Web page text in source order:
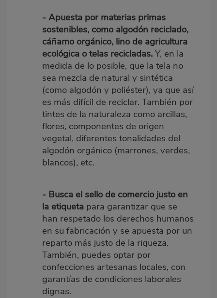
-Apuesta por materias primas
sostenibles, como algodón reciclado,
cáñamo orgánico, lino de agricultura
ecológica o telas recicladas.Y, en la
medida de lo posible, que la tela no
sea mezcla de natural y sintética
(como algodón y poliéster), ya que así
es más difícil de reciclar. También por
tintes de la naturaleza como arcillas,
flores, componentes de origen
vegetal, diferentes tonalidades del
algodón orgánico (marrones, verdes,
blancos), etc.
- Busca el sello de comercio justo en
la etiqueta para garantizar que se
han respetado los derechos humanos
en su fabricación y se apuesta por un
reparto más justo de la riqueza.
También, puedes optar por
confecciones artesanas locales, con
garantías de condiciones laborales
dignas.